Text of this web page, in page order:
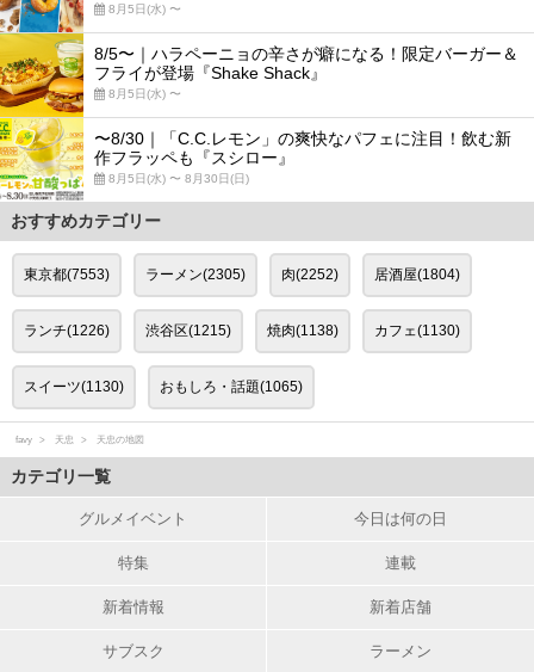
8月5日(水) 〜
8/5〜｜ハラペーニョの辛さが癖になる！限定バーガー＆
フライが登場『Shake Shack』
8月5日(水) 〜
〜8/30｜「C.C.レモン」の爽快なパフェに注目！飲む新
作フラッペも『スシロー』
8月5日(水) 〜 8月30日(日)
おすすめカテゴリー
東京都(7553) ラーメン(2305) 肉(2252) 居酒屋(1804)
ランチ(1226) 渋谷区(1215) 焼肉(1138) カフェ(1130)
スイーツ(1130) おもしろ・話題(1065)
favy 天忠 天忠の地図
カテゴリ一覧
グルメイベント 今日は何の日
特集 連載
新着情報 新着店舗
サブスク ラーメン